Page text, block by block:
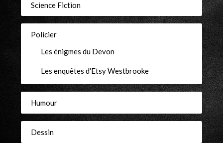
Science Fiction
Policier
Les énigmes du Devon
Les enquêtes d'Etsy Westbrooke
Humour
Dessin